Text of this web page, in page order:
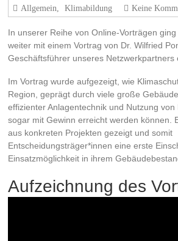
Allgemein, Klimabildung Keine
In unserer Reihe von Online-Vorträgen
weiter mit einem Vortrag von Dr. Wilfried
Geschäftsführer unseres Netzwerkpartners
Im Vortrag wurde aufgezeigt, wie
Region, geprägt durch viele große
effizienter Anlagentechnik und Nutzung von
sogar mit Gewinn erreicht werden können.
aus konkreten Projekten gezeigt und somit
Entscheidungsträger*innen eine erste
Einsatzmöglichkeit in ihrem
Aufzeichnung des